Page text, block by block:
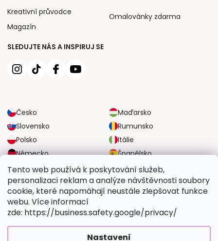
Tento web používá k poskytování služeb,
personalizaci reklam a analýze návštěvnosti soubory
cookie, které napomáhají neustále zlepšovat funkce
webu. Více informací
zde: https://business.safety.google/privacy/
Nastavení
SLEDUJTE NÁS A INSPIRUJ SE
Česko
Maďarsko
Slovensko
Rumunsko
Polsko
Itálie
Německo
Španělsko
Velká Británie
Rakousko
Kreativní průvodce
Magazín
Omalovánky zdarma
SPOLEHLIVÉ MOŽNOSTI DOPRAVY
BEZPEČNÉ MOŽNOSTI PLATBY